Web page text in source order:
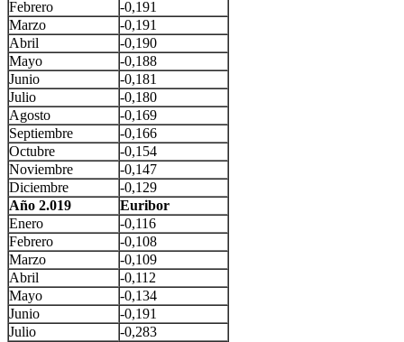
Febrero
-0,191
Marzo
-0,191
Abril
-0,190
Mayo
-0,188
Junio
-0,181
Julio
-0,180
Agosto
-0,169
Septiembre
-0,166
Octubre
-0,154
Noviembre
-0,147
Diciembre
-0,129
Año 2.019
Euribor
Enero
-0,116
Febrero
-0,108
Marzo
-0,109
Abril
-0,112
Mayo
-0,134
Junio
-0,191
Julio
-0,283